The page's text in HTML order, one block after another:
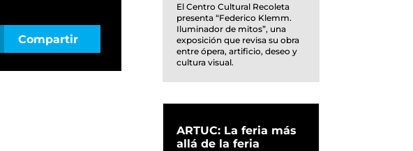
Compartir
El Centro Cultural Recoleta
presenta “Federico Klemm.
Iluminador de mitos”, una
exposición que revisa su obra
entre ópera, artificio, deseo y
cultura visual.
ARTUC: La feria más
allá de la feria